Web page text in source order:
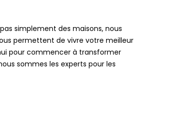
simplement des maisons, nous
permettent de vivre votre meilleur
pour commencer à transformer
sommes les experts pour les